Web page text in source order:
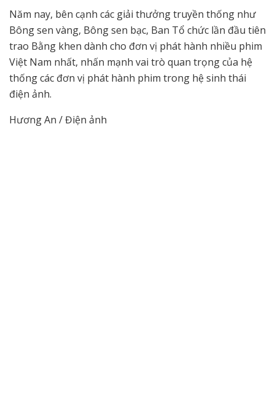
Năm nay, bên cạnh các giải thưởng truyền thống như
Bông sen vàng, Bông sen bạc, Ban Tổ chức lần đầu tiên
trao Bằng khen dành cho đơn vị phát hành nhiều phim
Việt Nam nhất, nhấn mạnh vai trò quan trọng của hệ
thống các đơn vị phát hành phim trong hệ sinh thái
điện ảnh.
Hương An / Điện ảnh